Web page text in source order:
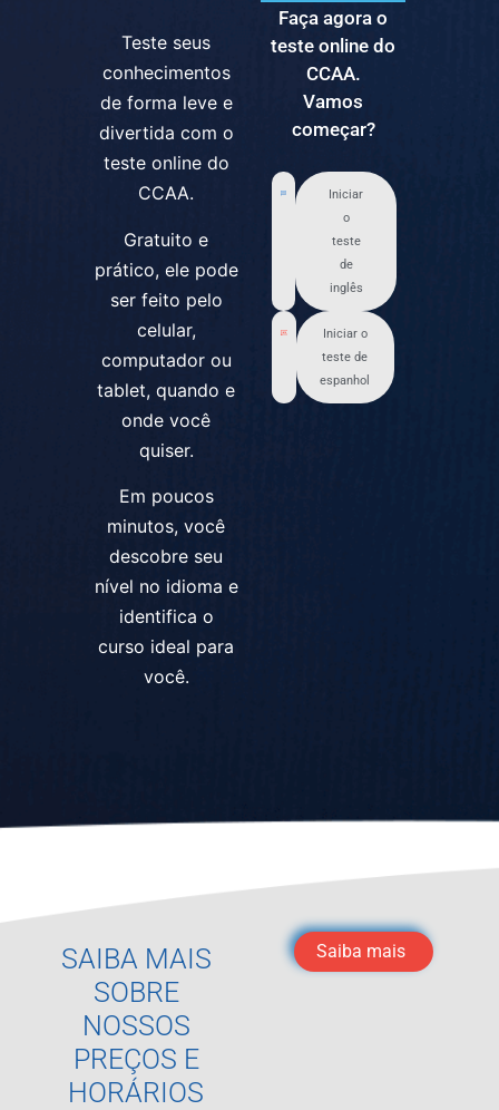
Teste seus
conhecimentos
de forma leve e
divertida com o
teste online do
CCAA.
Gratuito e
prático, ele pode
ser feito pelo
celular,
computador ou
tablet, quando e
onde você
quiser.
Em poucos
minutos, você
descobre seu
nível no idioma e
identifica o
curso ideal para
você.
Faça agora o
teste online do
CCAA.
Vamos
começar?
Iniciar
o
teste
de
inglês
Iniciar o
teste de
espanhol
SAIBA MAIS
SOBRE
NOSSOS
PREÇOS E
HORÁRIOS
Saiba mais